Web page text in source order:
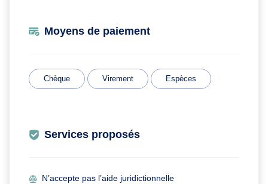
Moyens de paiement
Chèque Virement Espèces
Services proposés
N’accepte pas l’aide juridictionnelle